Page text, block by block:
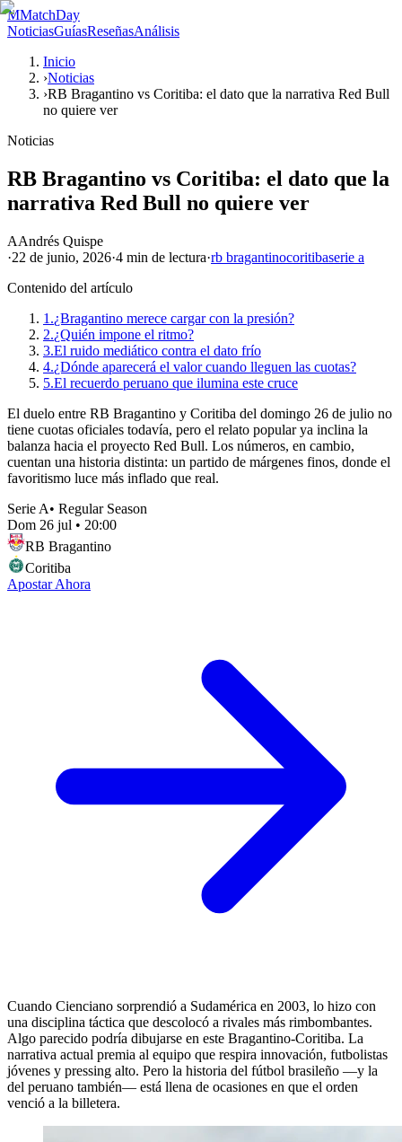
MMatchDay
NoticiasGuíasReseñasAnálisis
Inicio
›Noticias
›RB Bragantino vs Coritiba: el dato que la narrativa Red Bull
no quiere ver
Noticias
RB Bragantino vs Coritiba: el dato que la
narrativa Red Bull no quiere ver
AAndrés Quispe
·22 de junio, 2026·4 min de lectura·rb bragantinocoritibaserie a
Contenido del artículo
1.¿Bragantino merece cargar con la presión?
2.¿Quién impone el ritmo?
3.El ruido mediático contra el dato frío
4.¿Dónde aparecerá el valor cuando lleguen las cuotas?
5.El recuerdo peruano que ilumina este cruce
El duelo entre RB Bragantino y Coritiba del domingo 26 de julio no
tiene cuotas oficiales todavía, pero el relato popular ya inclina la
balanza hacia el proyecto Red Bull. Los números, en cambio,
cuentan una historia distinta: un partido de márgenes finos, donde el
favoritismo luce más inflado que real.
Serie A• Regular Season
Dom 26 jul • 20:00
RB Bragantino
Coritiba
Apostar Ahora
Cuando Cienciano sorprendió a Sudamérica en 2003, lo hizo con
una disciplina táctica que descolocó a rivales más rimbombantes.
Algo parecido podría dibujarse en este Bragantino-Coritiba. La
narrativa actual premia al equipo que respira innovación, futbolistas
jóvenes y pressing alto. Pero la historia del fútbol brasileño —y la
del peruano también— está llena de ocasiones en que el orden
venció a la billetera.